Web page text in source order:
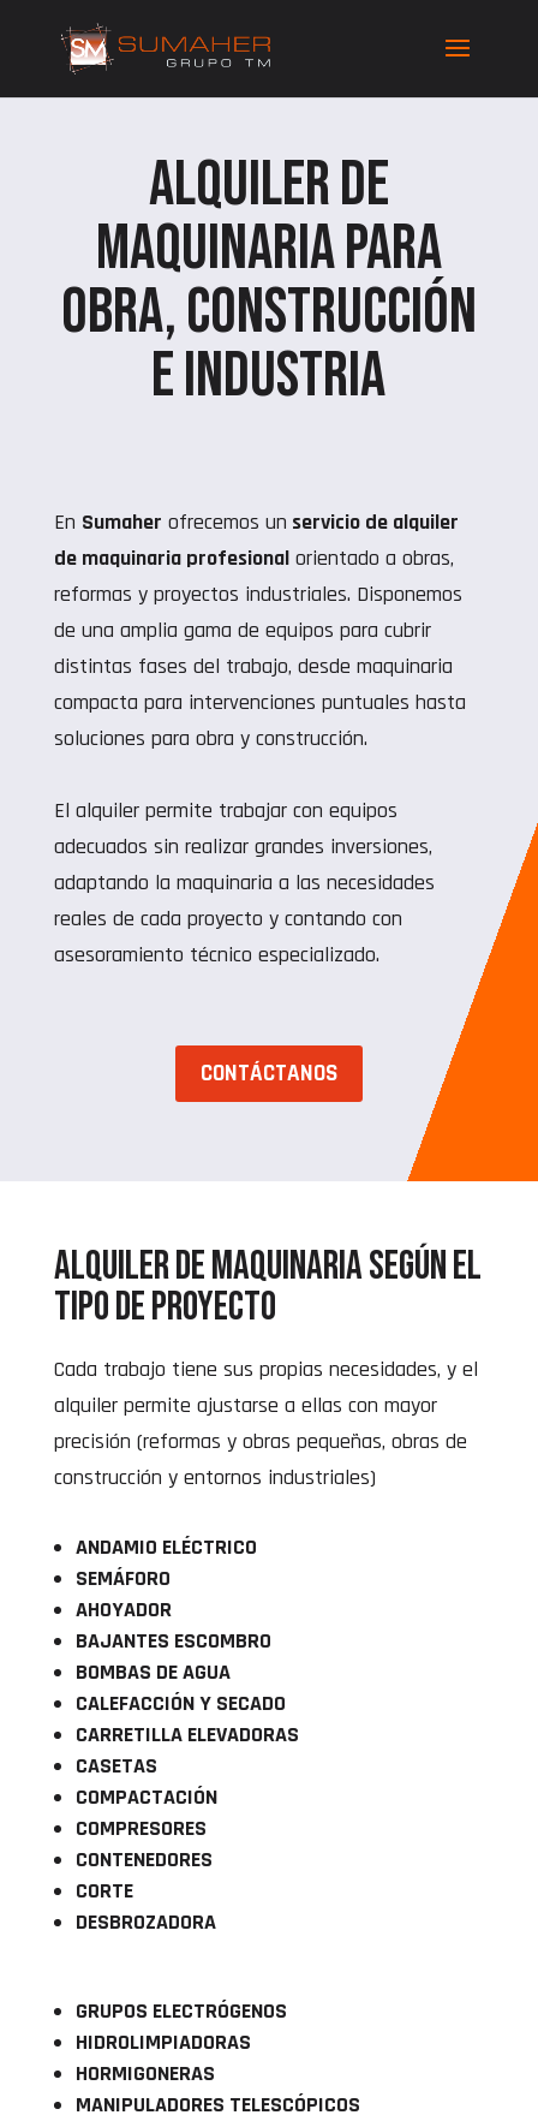
Alquiler de
maquinaria para
obra, construcción
e industria
En Sumaher ofrecemos un servicio de alquiler
de maquinaria profesionalorientado a obras,
reformas y proyectos industriales. Disponemos
de una amplia gama de equipos para cubrir
distintas fases del trabajo, desde maquinaria
compacta para intervenciones puntuales hasta
soluciones para obra y construcción.
El alquiler permite trabajar con equipos
adecuados sin realizar grandes inversiones,
adaptando la maquinaria a las necesidades
reales de cada proyecto y contando con
asesoramiento técnico especializado.
CONTÁCTANOS
Alquiler de maquinaria según el
tipo de proyecto
Cada trabajo tiene sus propias necesidades, y el
alquiler permite ajustarse a ellas con mayor
precisión (reformas y obras pequeñas, obras de
construcción y entornos industriales)
ANDAMIO ELÉCTRICO
SEMÁFORO
AHOYADOR
BAJANTES ESCOMBRO
BOMBAS DE AGUA
CALEFACCIÓN Y SECADO
CARRETILLA ELEVADORAS
CASETAS
COMPACTACIÓN
COMPRESORES
CONTENEDORES
CORTE
DESBROZADORA
GRUPOS ELECTRÓGENOS
HIDROLIMPIADORAS
HORMIGONERAS
MANIPULADORES TELESCÓPICOS